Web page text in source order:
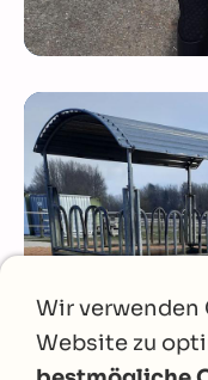
Wir verwenden
Website zu